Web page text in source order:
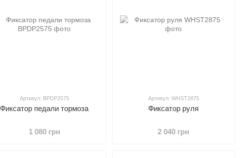
Артикул: BPDP2575
Фиксатор педали тормоза
1 080 грн
Артикул: WHST2875
Фиксатор руля
2 040 грн